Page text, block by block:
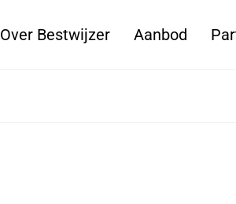
Over Bestwijzer Aanbod